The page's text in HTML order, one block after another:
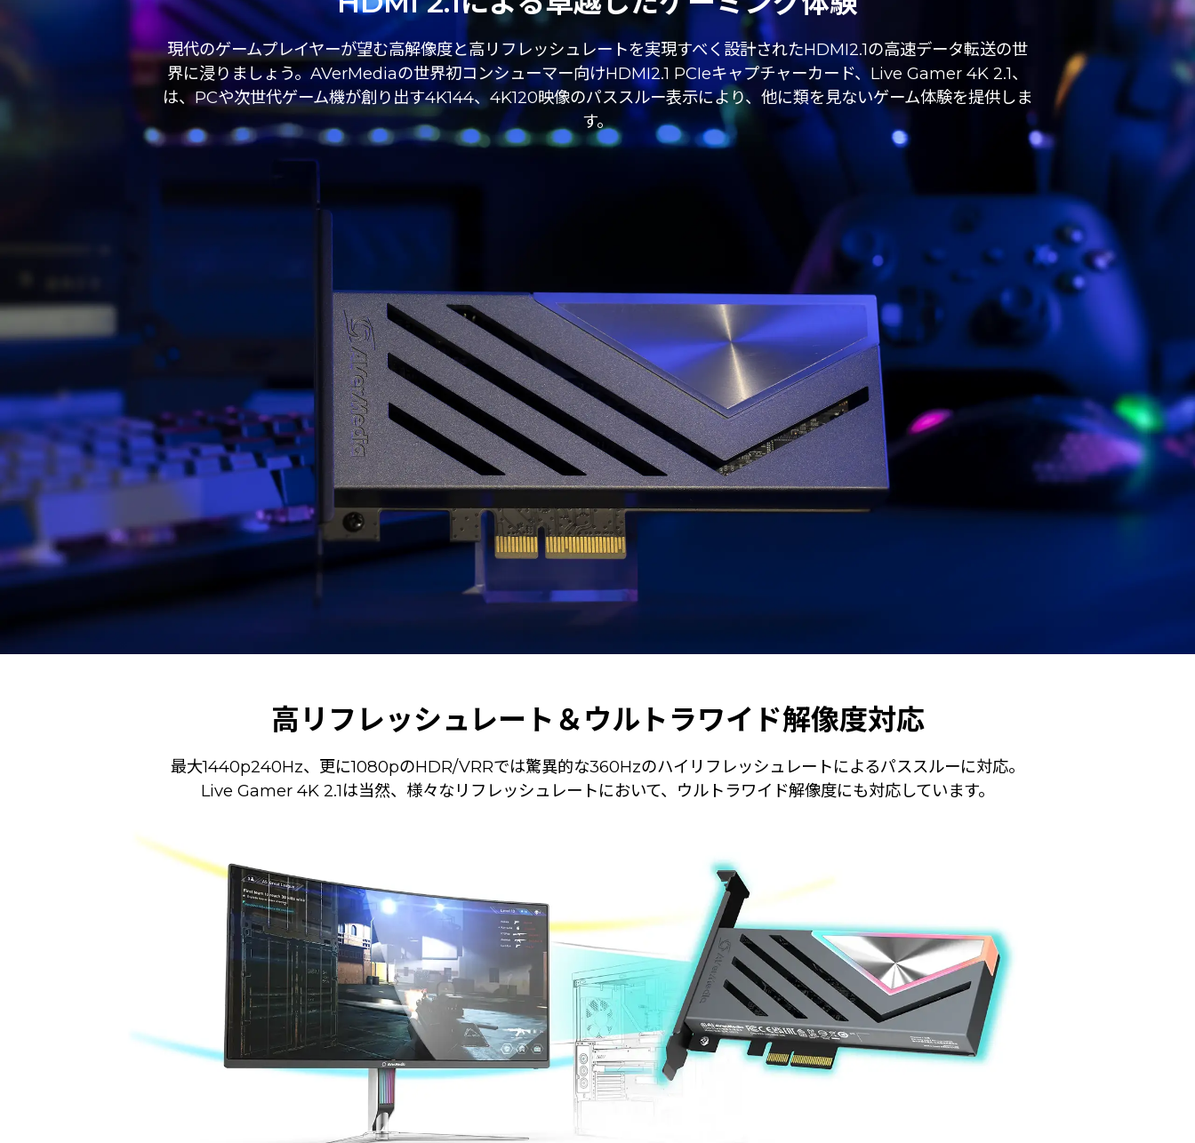
現代のゲームプレイヤーが望む高解像度と高リフレッシュレートを実現すべく設計されたHDMI2.1の高速データ転送の世
界に浸りましょう。AVerMediaの世界初コンシューマー向けHDMI2.1 PCIeキャプチャーカード、Live Gamer 4K 2.1、
は、PCや次世代ゲーム機が創り出す4K144、4K120映像のパススルー表示により、他に類を見ないゲーム体験を提供しま
す。
高リフレッシュレート＆ウルトラワイド解像度対応
最大1440p240Hz、更に1080pのHDR/VRRでは驚異的な360Hzのハイリフレッシュレートによるパススルーに対応。
Live Gamer 4K 2.1は当然、様々なリフレッシュレートにおいて、ウルトラワイド解像度にも対応しています。